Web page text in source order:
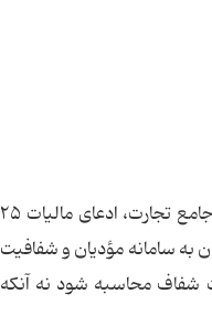
به سامانه مؤدیان و شفافیت
محاسبه شود نه آنکه